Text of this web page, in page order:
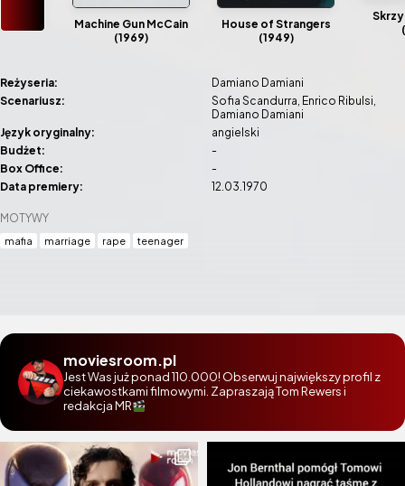
MOTYWY
mafia marriage rape teenager
Machine Gun McCain
(1969)
House of Strangers
(1949)
Reżyseria:
Damiano Damiani
Scenariusz:
Sofia Scandurra Enrico Ribulsi
Damiano Damiani
Język oryginalny:
angielski
Budżet:
-
Box Office:
-
Data premiery:
12.03.1970
moviesroom.pl
Jest Was już ponad 110.000! Obserwuj największy profil z
ciekawostkami filmowymi. Zapraszają Tom Rewers i
redakcja MR